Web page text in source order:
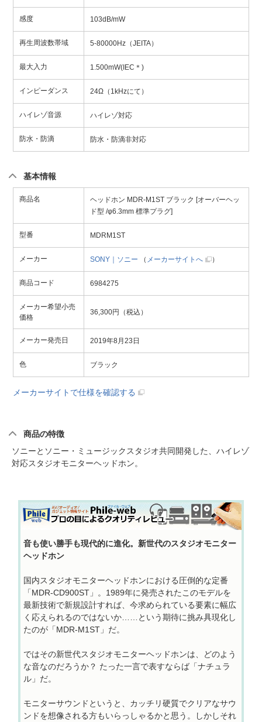
感度 103dB/mW
再生周波数帯域 5-80000Hz（JEITA）
最大入力 1.500mW(IEC＊)
インピーダンス 24Ω（1kHzにて）
ハイレゾ音源 ハイレゾ対応
防水・防滴 防水・防滴非対応
基本情報
商品名
ヘッドホン MDR-M1ST ブラック [オーバーヘッ
ド型 /φ6.3mm 標準プラグ]
型番 MDRM1ST
メーカー SONY｜ソニー （ メーカーサイトへ ）
商品コード 6984275
メーカー希望小売
価格
36,300円（税込）
メーカー発売日 2019年8月23日
色 ブラック
メーカーサイトで仕様を確認する
商品の特徴
ソニーとソニー・ミュージックスタジオ共同開発した、ハイレゾ
対応スタジオモニターヘッドホン。
音も使い勝手も現代的に進化。新世代のスタジオモニター
ヘッドホン
国内スタジオモニターヘッドホンにおける圧倒的な定番
「MDR-CD900ST」。1989年に発売されたこのモデルを
最新技術で新規設計すれば、今求められている要素に幅広
く応えられるのではないか……という期待に挑み具現化し
たのが「MDR-M1ST」だ。
ではその新世代スタジオモニターヘッドホンは、どのよう
な音なのだろうか？ たった一言で表すならば「ナチュラ
ル」だ。
モニターサウンドというと、カッチリ硬質でクリアなサウ
ンドを想像される方もいらっしゃるかと思う。しかしそれ